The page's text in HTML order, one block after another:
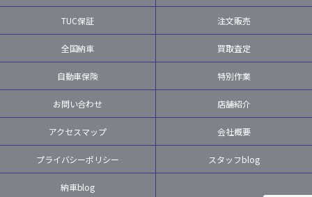
TUC保証 注文販売
全国納車 買取査定
自動車保険 特別作業
お問い合わせ 店舗紹介
アクセスマップ 会社概要
プライバシーポリシー スタッフblog
納車blog